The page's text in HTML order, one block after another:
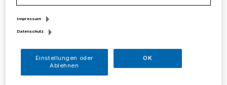
Impressum
Datenschutz
Einstellungen oder
Ablehnen
OK